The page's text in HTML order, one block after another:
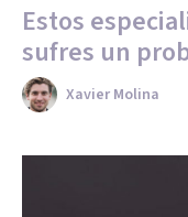
Estos
sufres un
Xavier Molina